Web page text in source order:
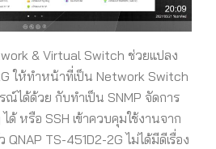
& Virtual Switch ช่วยแปลง
ให้ทำหน้าที่เป็น Network Switch
ได้ด้วย กับทำเป็น SNMP จัดการ
หรือ SSH เข้าควบคุมใช้งานจาก
QNAP TS-451D2-2G ไม่ได้มีดีเรื่อง